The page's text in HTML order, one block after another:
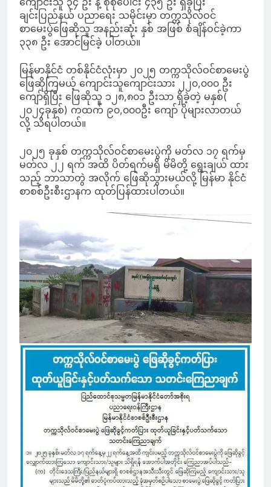
ချင်းပြည်နယ် ပညာရေး သမိုင်းမှာ တက္ကသိုလ်ဝင်
စာမေးပွဲဖြေဆိုသူ အနည်းဆုံး နှစ် အဖြစ် စံချိန်ဝင်ခဲ့ကာ
၃၃၈ ဦး အောင်မြင်ခဲ့ ပါတယ်။
မြန်မာနိုင်ငံ တစ်နိုင်ငံလုံးမှာ ၂၀၂၅ တက္ကသိုလ်ဝင်စာမေးပွဲ
ဖြေဆိုကြမယ့် ကျောင်းသူကျောင်းသား ၂၂၀,၀၀၀ ဦး
ကျော်ရှိပြီး ဖြေဆိုသူ ၁၂၈,၈၀၁ ဦးသာ ရှိခဲ့တဲ့ မနှစ်(
၂၀၂၄ခုနှစ်) ကထက် ၉၀,၀၀၀ဦး ကျော် ပိုများလာတယ်
လို့ သိရပါတယ်။
၂၀၂၅ ခုနှစ် တက္ကသိုလ်ဝင်စာမေးပွဲကို မတ်လ ၁၇ ရက်မှ
မတ်လ ၂၂ ရက် အထိ ပိတ်ရက်မရှိ မိမိတို့ ရွေးချယ် ထား
သည့် ဘာသာတွဲ အလိုက် ဖြေဆိုသွားမယ်လို့ မြန်မာ နိုင်ငံ
စာစစ်ဦးစီးဌာနက ထုတ်ပြန်ထားပါတယ်။